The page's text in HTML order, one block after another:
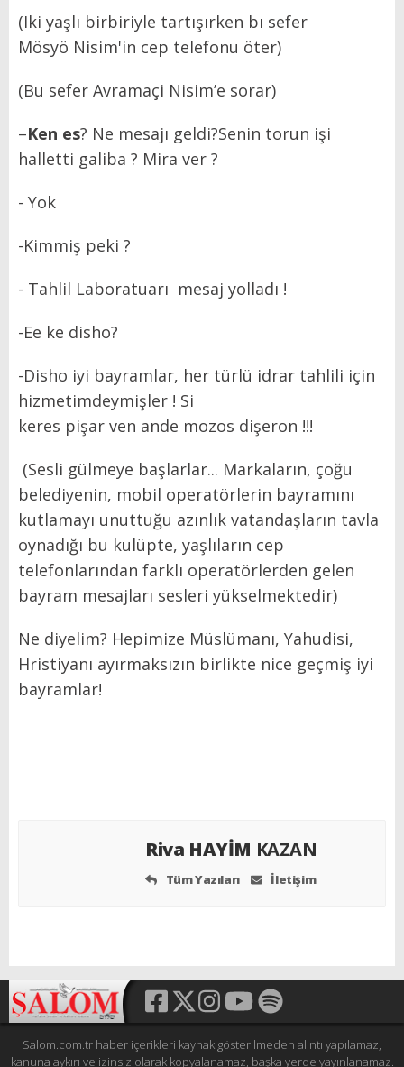
(Iki yaşlı birbiriyle tartışırken bı sefer
Mösyö Nisim'in cep telefonu öter)
(Bu sefer Avramaçi Nisim’e sorar)
–Ken es? Ne mesajı geldi?Senin torun işi
halletti galiba ? Mira ver ?
- Yok
-Kimmiş peki ?
- Tahlil Laboratuarı mesaj yolladı !
-Ee ke disho?
-Disho iyi bayramlar, her türlü idrar tahlili için
hizmetimdeymişler ! Si
keres pişar ven ande mozos dişeron !!!
(Sesli gülmeye başlarlar... Markaların, çoğu
belediyenin, mobil operatörlerin bayramını
kutlamayı unuttuğu azınlık vatandaşların tavla
oynadığı bu kulüpte, yaşlıların cep
telefonlarından farklı operatörlerden gelen
bayram mesajları sesleri yükselmektedir)
Ne diyelim? Hepimize Müslümanı, Yahudisi,
Hristiyanı ayırmaksızın birlikte nice geçmiş iyi
bayramlar!
Riva HAYİM KAZAN
Tüm Yazıları İletişim
Salom.com.tr haber içerikleri kaynak gösterilmeden alıntı yapılamaz,
kanuna aykırı ve izinsiz olarak kopyalanamaz, başka yerde yayınlanamaz.